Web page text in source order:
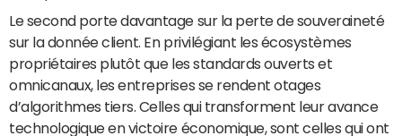
Le second porte davantage sur la perte de souveraineté
sur la donnée client. En privilégiant les écosystèmes
propriétaires plutôt que les standards ouverts et
omnicanaux, les entreprises se rendent otages
d’algorithmes tiers. Celles qui transforment leur avance
technologique en victoire économique, sont celles qui ont